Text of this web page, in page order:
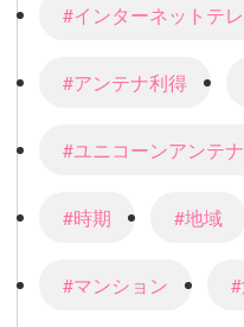
#インターネットテ
#アンテナ利得
#ユニコーンアンテナ
#時期 #地域
#マンション